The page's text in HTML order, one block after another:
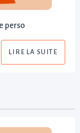
perso
LIRE LA SUITE